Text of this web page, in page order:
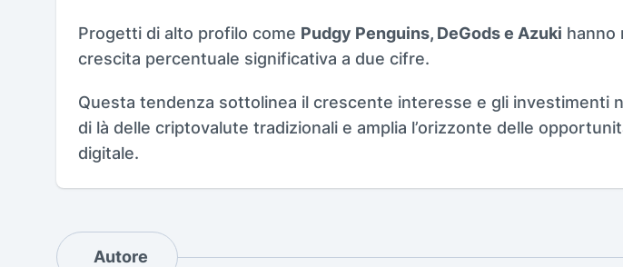
Progetti di alto profilo come Pudgy Penguins, DeGods e Azuki hanno
crescita percentuale significativa a due cifre.
Questa tendenza sottolinea il crescente interesse e gli investimenti
di là delle criptovalute tradizionali e amplia l’orizzonte delle
digitale.
Autore